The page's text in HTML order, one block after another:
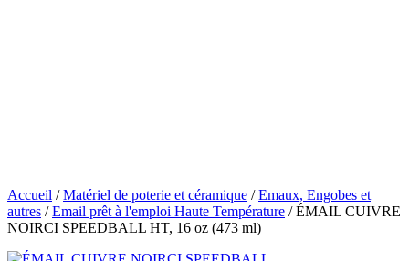
Accueil /Matériel de poterie et céramique /Emaux, Engobes et
autres /Email prêt à l'emploi Haute Température / ÉMAIL CUIVRE
NOIRCI SPEEDBALL HT, 16 oz (473 ml)